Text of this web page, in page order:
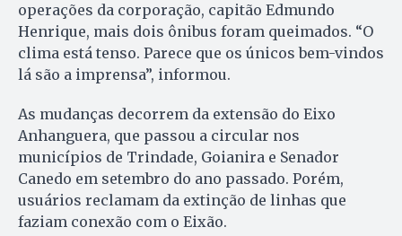
operações da corporação, capitão Edmundo
Henrique, mais dois ônibus foram queimados. “O
clima está tenso. Parece que os únicos bem-vindos
lá são a imprensa”, informou.
As mudanças decorrem da extensão do Eixo
Anhanguera, que passou a circular nos
municípios de Trindade, Goianira e Senador
Canedo em setembro do ano passado. Porém,
usuários reclamam da extinção de linhas que
faziam conexão com o Eixão.